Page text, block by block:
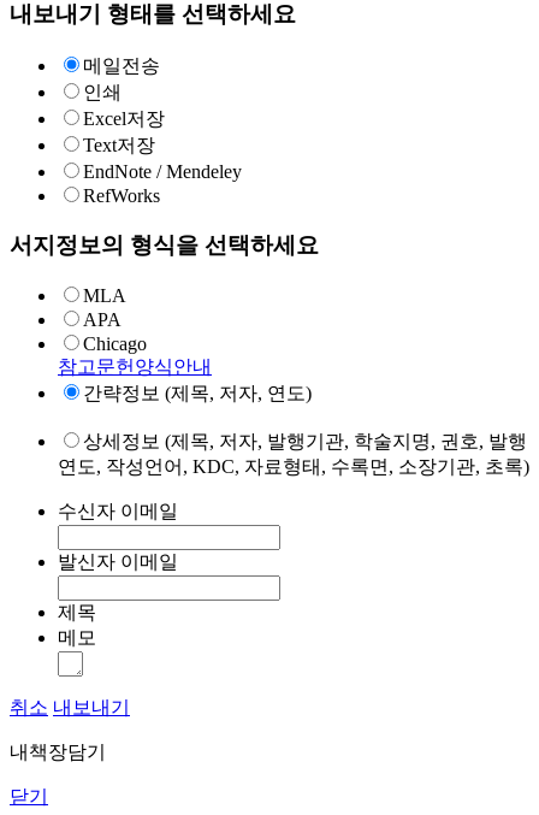
내보내기 형태를 선택하세요
메일전송
인쇄
Excel저장
Text저장
EndNote / Mendeley
RefWorks
서지정보의 형식을 선택하세요
MLA
APA
Chicago
참고문헌양식안내
간략정보 (제목, 저자, 연도)
상세정보 (제목, 저자, 발행기관, 학술지명, 권호, 발행
연도, 작성언어, KDC, 자료형태, 수록면, 소장기관, 초록)
수신자 이메일
발신자 이메일
제목
메모
취소 내보내기
내책장담기
닫기